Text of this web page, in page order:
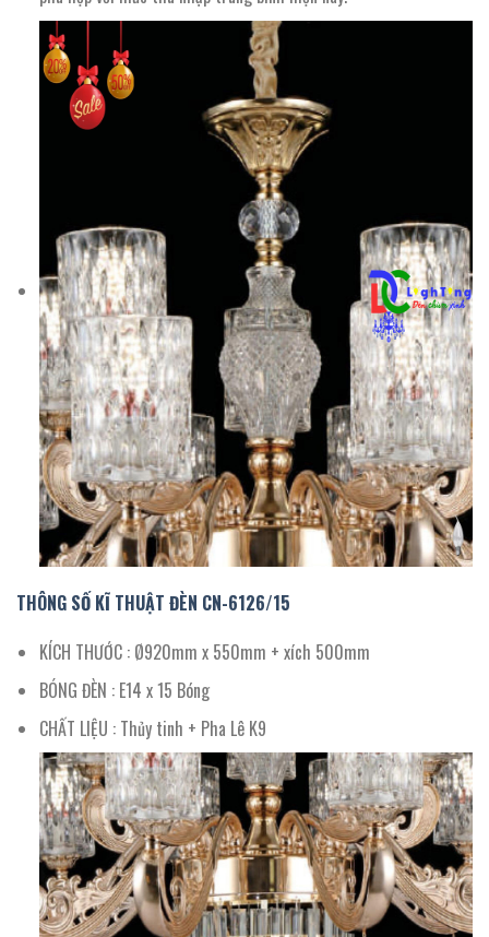
THÔNG SỐ KĨ THUẬT ĐÈN CN-6126/15
KÍCH THƯỚC : Ø920mm x 550mm + xích 500mm
BÓNG ĐÈN : E14 x 15 Bóng
CHẤT LIỆU : Thủy tinh + Pha Lê K9